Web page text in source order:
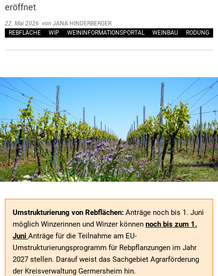
eröffnet
22. Mai 2026 von JANA HINDERBERGER
REBFLÄCHE
WIP WEININFORMATIONSPORTAL WEINBAU RODUNG
Umstrukturierung von Rebflächen: Anträge noch bis 1. Juni
möglich Winzerinnen und Winzer können noch bis zum 1.
Juni Anträge für die Teilnahme am EU-
Umstrukturierungsprogramm für Rebpflanzungen im Jahr
2027 stellen. Darauf weist das Sachgebiet Agrarförderung
der Kreisverwaltung Germersheim hin.